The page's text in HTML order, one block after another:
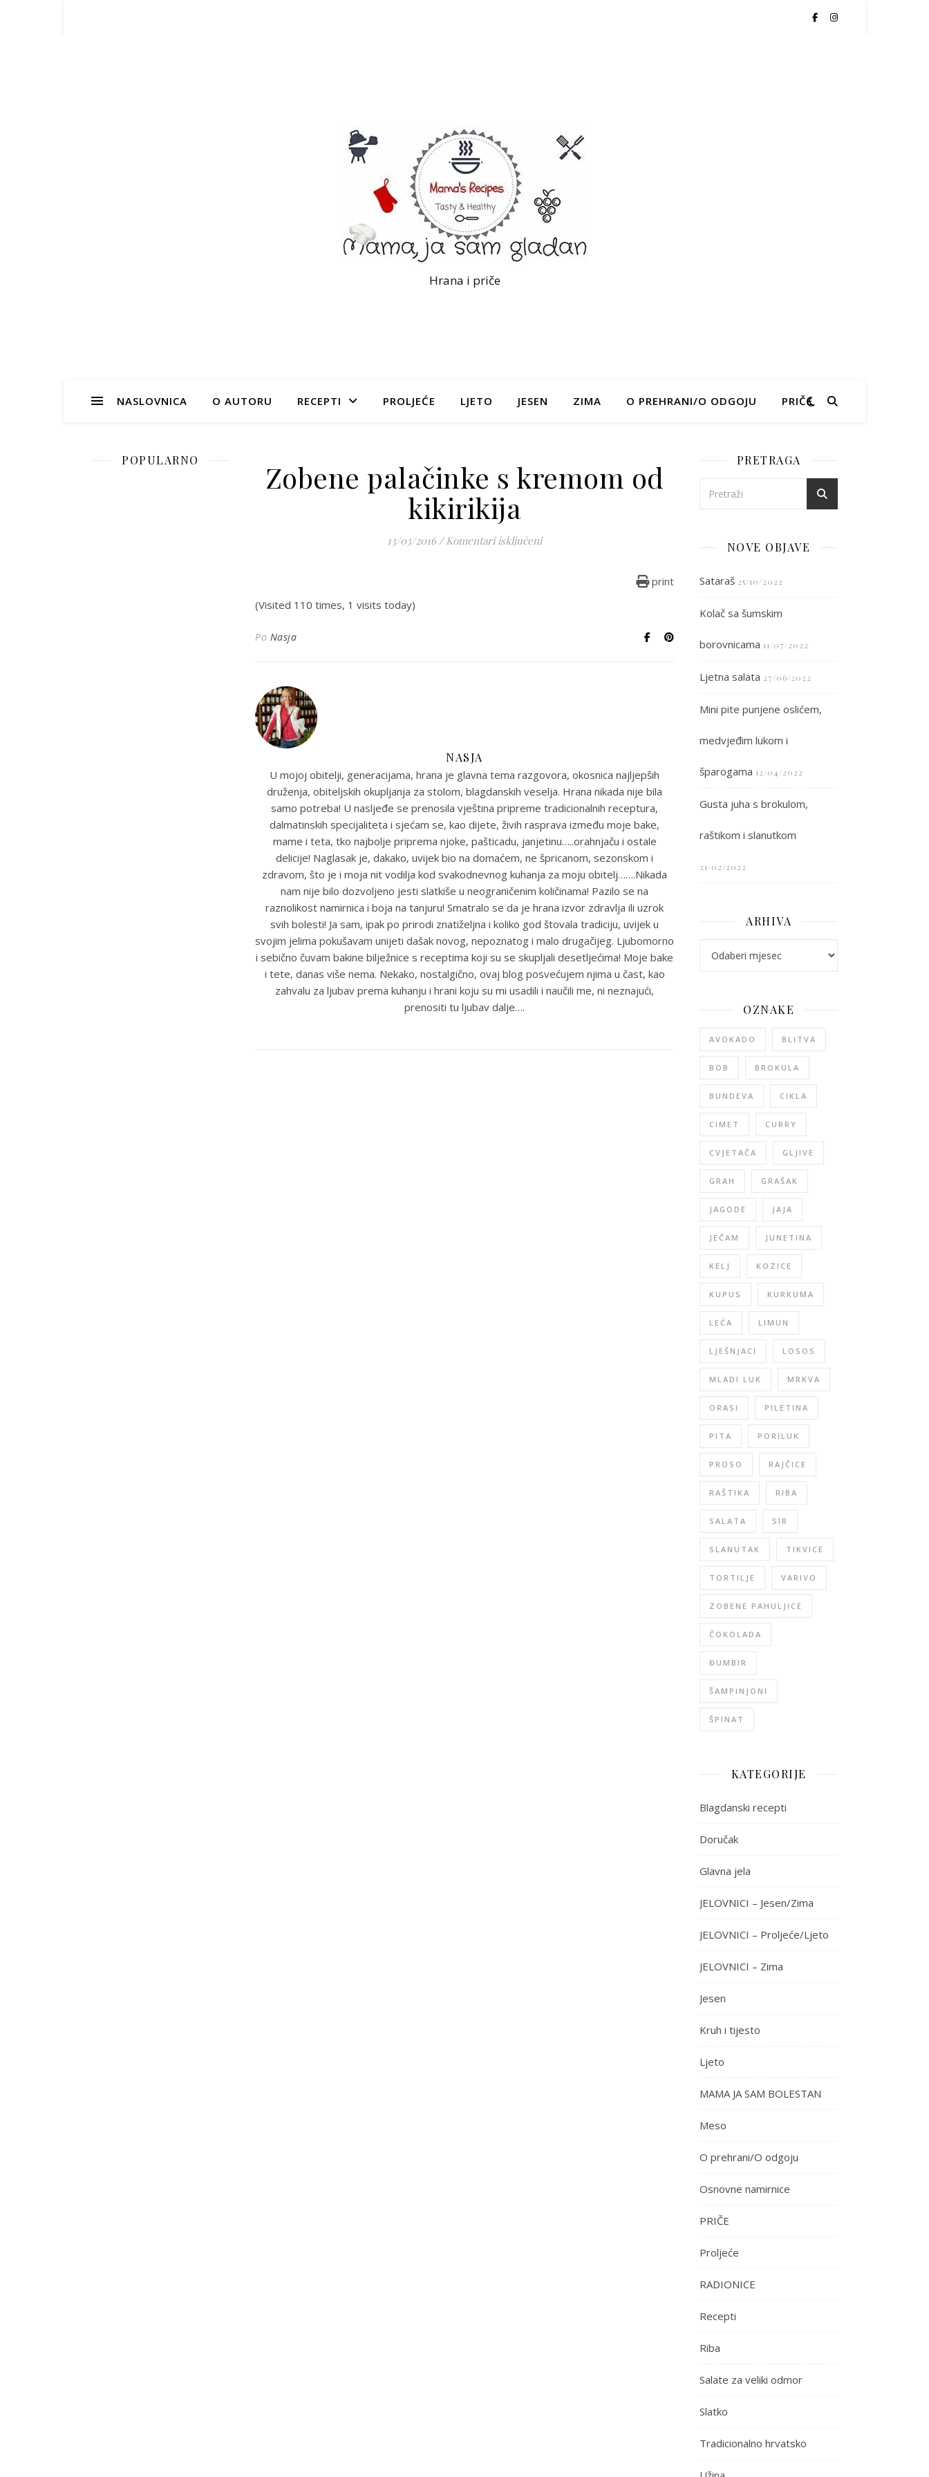
Hrana i priče
NASLOVNICA O AUTORU RECEPTI PROLJEĆE LJETO JESEN ZIMA O PREHRANI/O ODGOJU PRIČE
POPULARNO
Zobene palačinke s kremom od
kikirikija
13/03/2016 / Komentari isključeniza Zobene palačinke s kremom od kikirikija
print
(Visited 110 times, 1 visits today)
Po Nasja
NASJA
U mojoj obitelji, generacijama, hrana je glavna tema razgovora, okosnica najljepših
druženja, obiteljskih okupljanja za stolom, blagdanskih veselja. Hrana nikada nije bila
samo potreba! U nasljeđe se prenosila vještina pripreme tradicionalnih receptura,
dalmatinskih specijaliteta i sjećam se, kao dijete, živih rasprava između moje bake,
mame i teta, tko najbolje priprema njoke, pašticadu, janjetinu…..orahnjaču i ostale
delicije! Naglasak je, dakako, uvijek bio na domaćem, ne špricanom, sezonskom i
zdravom, što je i moja nit vodilja kod svakodnevnog kuhanja za moju obitelj…….Nikada
nam nije bilo dozvoljeno jesti slatkiše u neograničenim količinama! Pazilo se na
raznolikost namirnica i boja na tanjuru! Smatralo se da je hrana izvor zdravlja ili uzrok
svih bolesti! Ja sam, ipak po prirodi znatiželjna i koliko god štovala tradiciju, uvijek u
svojim jelima pokušavam unijeti dašak novog, nepoznatog i malo drugačijeg. Ljubomorno
i sebično čuvam bakine bilježnice s receptima koji su se skupljali desetljećima! Moje bake
i tete, danas više nema. Nekako, nostalgično, ovaj blog posvećujem njima u čast, kao
zahvalu za ljubav prema kuhanju i hrani koju su mi usadili i naučili me, ni neznajući,
prenositi tu ljubav dalje….
PRETRAGA
NOVE OBJAVE
Sataraš 25/10/2022
Kolač sa šumskim
borovnicama 11/07/2022
Ljetna salata 27/06/2022
Mini pite punjene oslićem,
medvjeđim lukom i
šparogama 12/04/2022
Gusta juha s brokulom,
raštikom i slanutkom
21/02/2022
ARHIVA
OZNAKE
AVOKADO BLITVA
BOB BROKULA
BUNDEVA CIKLA
CIMET CURRY
CVJETAČA GLJIVE
GRAH GRAŠAK
JAGODE JAJA
JEČAM JUNETINA
KELJ KOZICE
KUPUS KURKUMA
LEĆA LIMUN
LJEŠNJACI LOSOS
MLADI LUK MRKVA
ORASI PILETINA
PITA PORILUK
PROSO RAJČICE
RAŠTIKA RIBA
SALATA SIR
SLANUTAK TIKVICE
TORTILJE VARIVO
ZOBENE PAHULJICE
ČOKOLADA
ĐUMBIR
ŠAMPINJONI
ŠPINAT
KATEGORIJE
Blagdanski recepti
Doručak
Glavna jela
JELOVNICI – Jesen/Zima
JELOVNICI – Proljeće/Ljeto
JELOVNICI – Zima
Jesen
Kruh i tijesto
Ljeto
MAMA JA SAM BOLESTAN
Meso
O prehrani/O odgoju
Osnovne namirnice
PRIČE
Proljeće
RADIONICE
Recepti
Riba
Salate za veliki odmor
Slatko
Tradicionalno hrvatsko